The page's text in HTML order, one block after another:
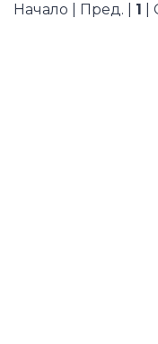
Начало | Пред. | 1 |